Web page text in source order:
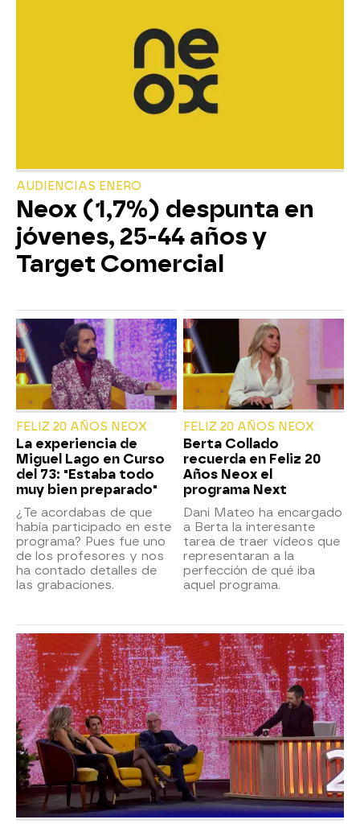
AUDIENCIAS ENERO
Neox (1,7%) despunta en
jóvenes, 25-44 años y
Target Comercial
FELIZ 20 AÑOS NEOX
La experiencia de
Miguel Lago en Curso
del 73: "Estaba todo
muy bien preparado"
¿Te acordabas de que
había participado en este
programa? Pues fue uno
de los profesores y nos
ha contado detalles de
las grabaciones.
FELIZ 20 AÑOS NEOX
Berta Collado
recuerda en Feliz 20
Años Neox el
programa Next
Dani Mateo ha encargado
a Berta la interesante
tarea de traer vídeos que
representaran a la
perfección de qué iba
aquel programa.